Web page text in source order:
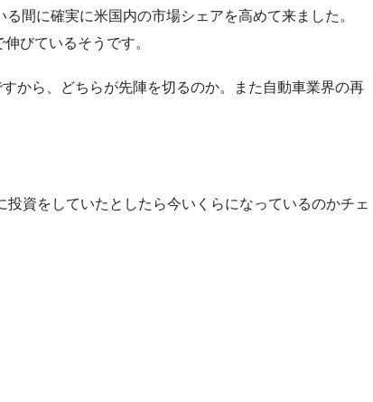
間に確実に米国内の市場シェアを高めて来ました。
びているそうです。
から、どちらが先陣を切るのか。また自動車業界の再
資をしていたとしたら今いくらになっているのかチェ